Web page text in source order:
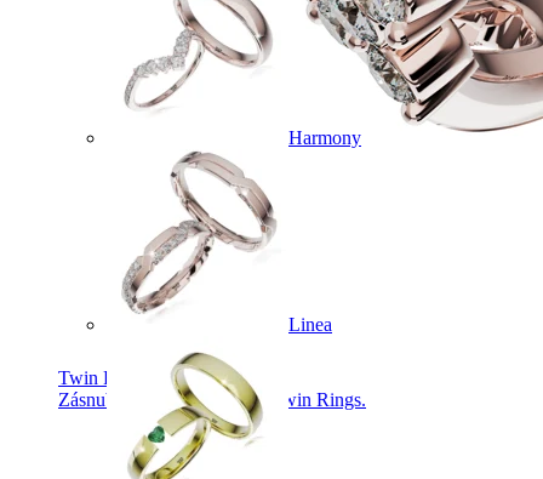
Twin Rings
Zásnubné prstne z kolekcie Twin Rings.
Harmony
Linea